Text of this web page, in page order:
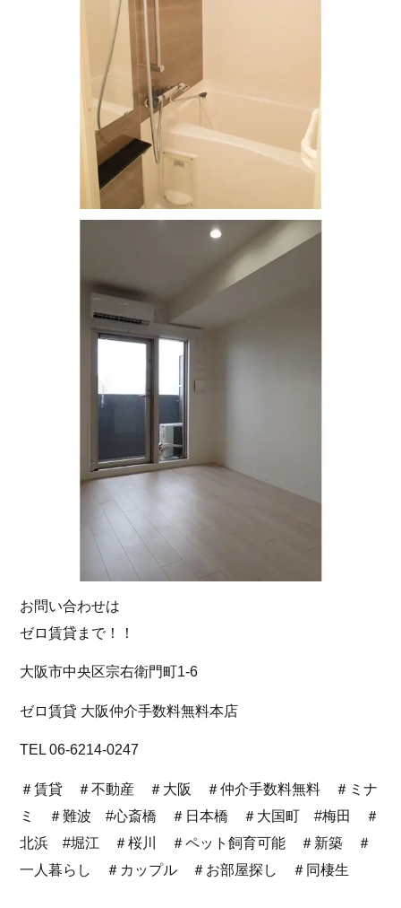
お問い合わせは
ゼロ賃貸まで！！
大阪市中央区宗右衛門町1-6
ゼロ賃貸 大阪仲介手数料無料本店
TEL 06-6214-0247
＃賃貸 ＃不動産 ＃大阪 ＃仲介手数料無料 ＃ミナ
ミ ＃難波 #心斎橋 ＃日本橋 ＃大国町 #梅田 ＃
北浜 #堀江 ＃桜川 ＃ペット飼育可能 ＃新築 ＃
一人暮らし ＃カップル ＃お部屋探し ＃同棲生